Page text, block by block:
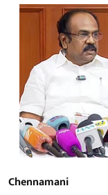
Chennamani